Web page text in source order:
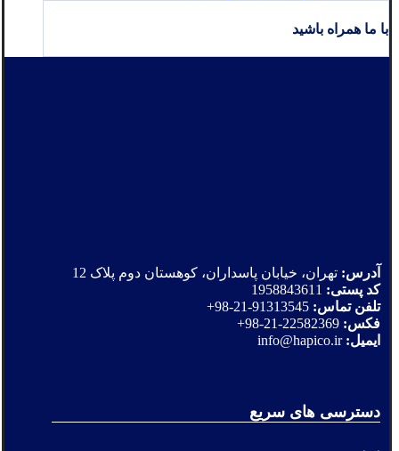
با ما همراه باشید
آدرس: تهران، خیابان پاسداران، کوهستان دوم پلاک 12
کد پستی:
تلفن تماس:
فکس:
ایمیل: info@hapico.ir
دسترسی های سریع